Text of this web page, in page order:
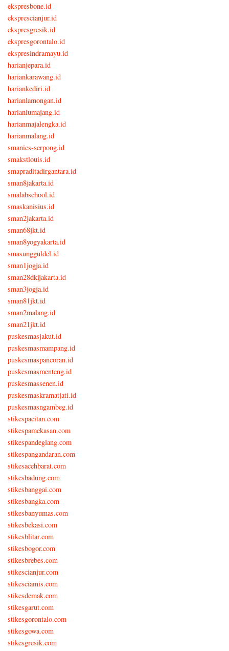
ekspresbone.id
eksprescianjur.id
ekspresgresik.id
ekspresgorontalo.id
ekspresindramayu.id
harianjepara.id
hariankarawang.id
hariankediri.id
harianlamongan.id
harianlumajang.id
harianmajalengka.id
harianmalang.id
smanics-serpong.id
smakstlouis.id
smapraditadirgantara.id
sman8jakarta.id
smalabschool.id
smaskanisius.id
sman2jakarta.id
sman68jkt.id
sman8yogyakarta.id
smasungguldel.id
sman1jogja.id
sman28dkijakarta.id
sman3jogja.id
sman81jkt.id
sman2malang.id
sman21jkt.id
puskesmasjakut.id
puskesmasmampang.id
puskesmaspancoran.id
puskesmasmenteng.id
puskesmassenen.id
puskesmaskramatjati.id
puskesmasngambeg.id
stikespacitan.com
stikespamekasan.com
stikespandeglang.com
stikespangandaran.com
stikesacehbarat.com
stikesbadung.com
stikesbanggai.com
stikesbangka.com
stikesbanyumas.com
stikesbekasi.com
stikesblitar.com
stikesbogor.com
stikesbrebes.com
stikescianjur.com
stikesciamis.com
stikesdemak.com
stikesgarut.com
stikesgorontalo.com
stikesgowa.com
stikesgresik.com